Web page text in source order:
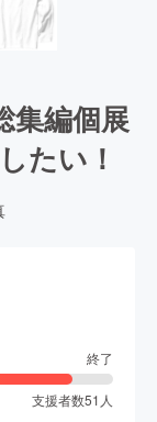
集編個展
たい！
終了
支援者数51 人